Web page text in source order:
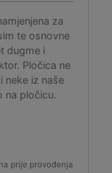
za
te osnovne
dugme i
Pločica ne
neke iz naše
na pločicu.
prije provođenja